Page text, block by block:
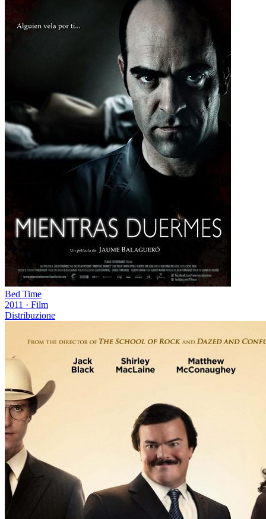
Bed Time
2011 · Film
Distribuzione